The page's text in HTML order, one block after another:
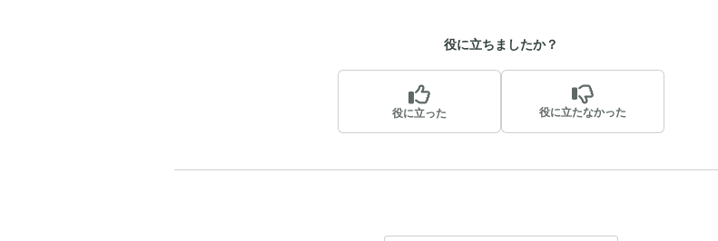
役に立ちましたか？
役に立った 役に立たなかった